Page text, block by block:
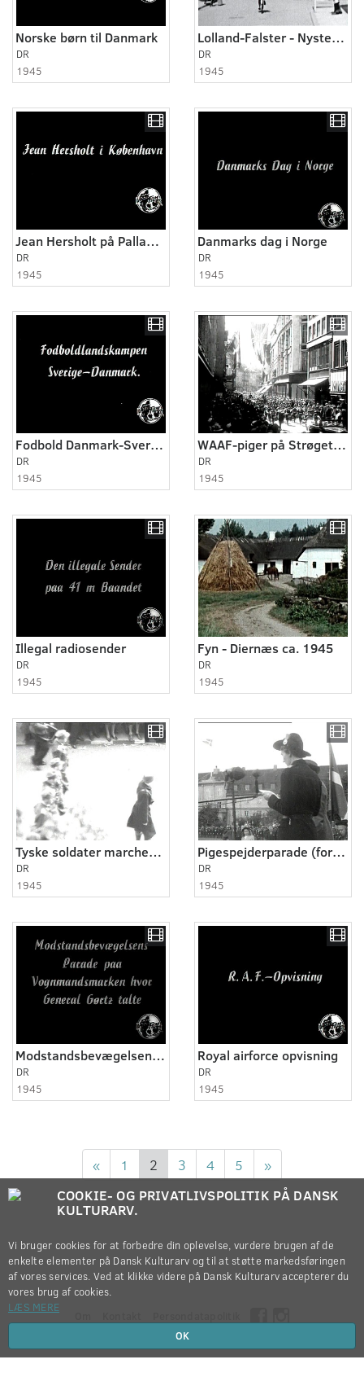
Norske børn til Danmark
DR
1945
Lolland-Falster - Nysted 1945
DR
1945
Jean Hersholt på Palladium til frokost
DR
1945
Danmarks dag i Norge
DR
1945
Fodbold Danmark-Sverige
DR
1945
WAAF-piger på Strøget og RAF-udstilling
DR
1945
Illegal radiosender
DR
1945
Fyn - Diernæs ca. 1945
DR
1945
Tyske soldater marcherer hjem
DR
1945
Pigespejderparade (fortsat)
DR
1945
Modstandsbevægelsens parade
DR
1945
Royal airforce opvisning
DR
1945
« 1 2 3 4 5 »
Copyright © 2012-2026
COOKIE- OG PRIVATLIVSPOLITIK PÅ DANSK
KULTURARV.
Vi bruger cookies for at forbedre din oplevelse, vurdere brugen af de
enkelte elementer på Dansk Kulturarv og til at støtte markedsføringen
af vores services. Ved at klikke videre på Dansk Kulturarv accepterer du
vores brug af cookies.
LÆS MERE
OK